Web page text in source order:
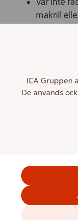
makrill
så att
smaken
Det som
fisk och
ICA Gruppen
De används